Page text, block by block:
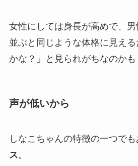
女性にしては身長が高めで、
並ぶと同じような体格に見え
かな？」と見られがちなのかも
声が低いから
しなこちゃんの特徴の一つで
ス。